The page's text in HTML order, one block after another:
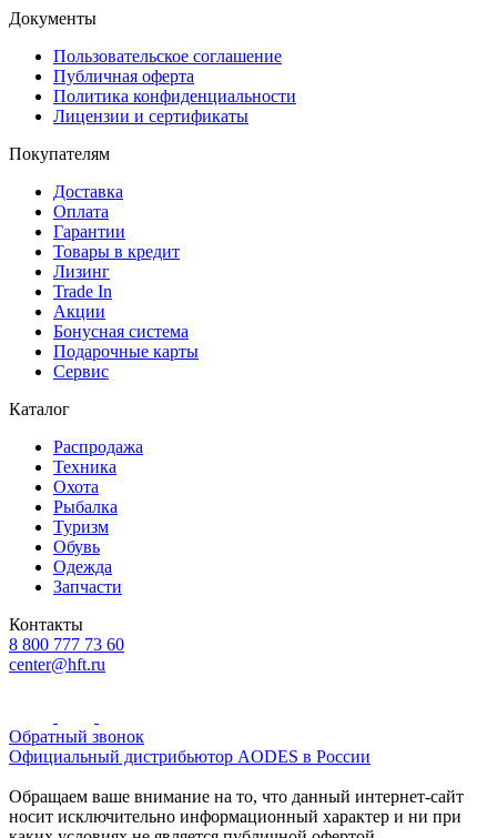
Документы
Пользовательское соглашение
Публичная оферта
Политика конфиденциальности
Лицензии и сертификаты
Покупателям
Доставка
Оплата
Гарантии
Товары в кредит
Лизинг
Trade In
Акции
Бонусная система
Подарочные карты
Сервис
Каталог
Распродажа
Техника
Охота
Рыбалка
Туризм
Обувь
Одежда
Запчасти
Контакты
8 800 777 73 60
center@hft.ru
Обратный звонок
Официальный дистрибьютор AODES в России
Обращаем ваше внимание на то, что данный интернет-сайт
носит исключительно информационный характер и ни при